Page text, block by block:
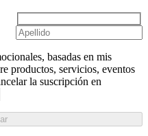
basadas en mis
productos, servicios, eventos
la suscripción en